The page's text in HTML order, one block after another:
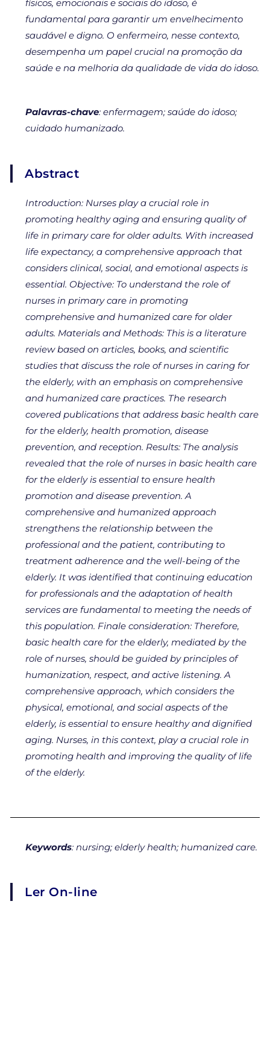
físicos, emocionais e sociais do idoso, é
fundamental para garantir um envelhecimento
saudável e digno. O enfermeiro, nesse contexto,
desempenha um papel crucial na promoção da
saúde e na melhoria da qualidade de vida do idoso.
Palavras-chave: enfermagem; saúde do idoso;
cuidado humanizado.
Abstract
Introduction: Nurses play a crucial role in
promoting healthy aging and ensuring quality of
life in primary care for older adults. With increased
life expectancy, a comprehensive approach that
considers clinical, social, and emotional aspects is
essential. Objective: To understand the role of
nurses in primary care in promoting
comprehensive and humanized care for older
adults. Materials and Methods: This is a literature
review based on articles, books, and scientific
studies that discuss the role of nurses in caring for
the elderly, with an emphasis on comprehensive
and humanized care practices. The research
covered publications that address basic health care
for the elderly, health promotion, disease
prevention, and reception. Results: The analysis
revealed that the role of nurses in basic health care
for the elderly is essential to ensure health
promotion and disease prevention. A
comprehensive and humanized approach
strengthens the relationship between the
professional and the patient, contributing to
treatment adherence and the well-being of the
elderly. It was identified that continuing education
for professionals and the adaptation of health
services are fundamental to meeting the needs of
this population. Finale consideration: Therefore,
basic health care for the elderly, mediated by the
role of nurses, should be guided by principles of
humanization, respect, and active listening. A
comprehensive approach, which considers the
physical, emotional, and social aspects of the
elderly, is essential to ensure healthy and dignified
aging. Nurses, in this context, play a crucial role in
promoting health and improving the quality of life
of the elderly.
Keywords: nursing; elderly health; humanized care.
Ler On-line